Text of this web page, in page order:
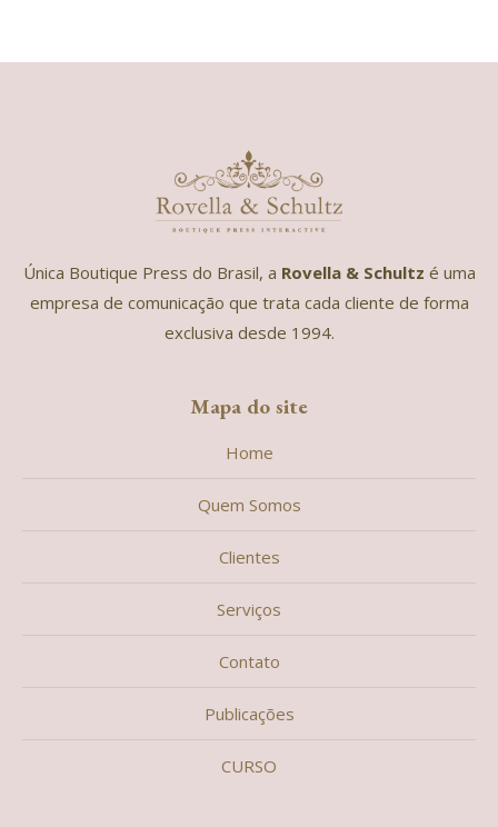
Única Boutique Press do Brasil, a Rovella & Schultz é uma
empresa de comunicação que trata cada cliente de forma
exclusiva desde 1994.
Mapa do site
Home
Quem Somos
Clientes
Serviços
Contato
Publicações
CURSO